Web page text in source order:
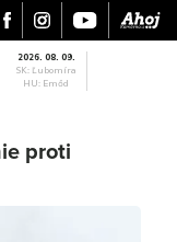
2026. 08. 09.
SK: Ľubomíra
HU: Emőd
proti